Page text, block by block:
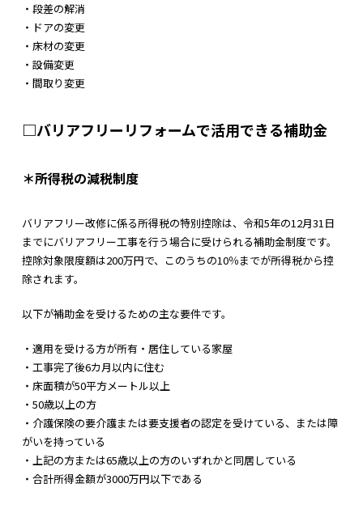
・段差の解消
・ドアの変更
・床材の変更
・設備変更
・間取り変更
□バリアフリーリフォームで活用できる補助金
＊所得税の減税制度
バリアフリー改修に係る所得税の特別控除は、令和5年の12月31日
までにバリアフリー工事を行う場合に受けられる補助金制度です。
控除対象限度額は200万円で、このうちの10％までが所得税から控
除されます。
以下が補助金を受けるための主な要件です。
・適用を受ける方が所有・居住している家屋
・工事完了後6カ月以内に住む
・床面積が50平方メートル以上
・50歳以上の方
・介護保険の要介護または要支援者の認定を受けている、または障
がいを持っている
・上記の方または65歳以上の方のいずれかと同居している
・合計所得金額が3000万円以下である